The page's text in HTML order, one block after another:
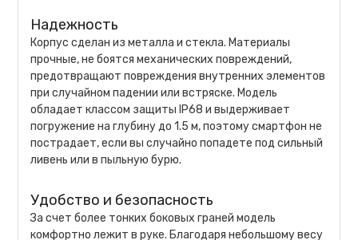
Надежность
Корпус сделан из металла и стекла. Материалы
прочные, не боятся механических повреждений,
предотвращают повреждения внутренних элементов
при случайном падении или встряске. Модель
обладает классом защиты IP68 и выдерживает
погружение на глубину до 1.5 м, поэтому смартфон не
пострадает, если вы случайно попадете под сильный
ливень или в пыльную бурю.
Удобство и безопасность
За счет более тонких боковых граней модель
комфортно лежит в руке. Благодаря небольшому весу